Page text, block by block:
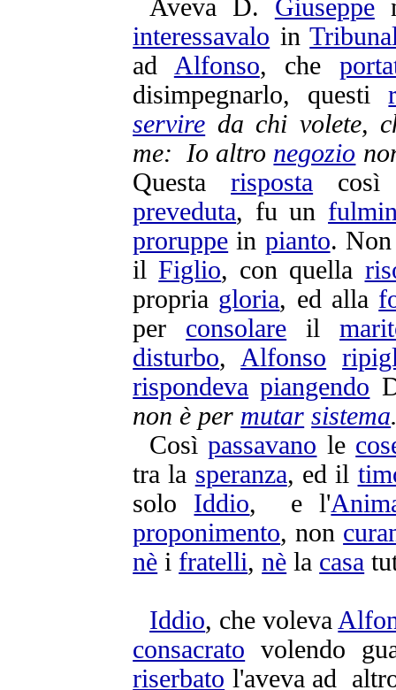
Aveva D. Giuseppe
interessavalo in
ad Alfonso, che
disimpegnarlo, questi
servire da chi volete,
me: Io altro negozio
Questarisposta
preveduta, fu un
proruppe in pianto.
ilFiglio, con quella
propria gloria, ed alla
per consolare il
disturbo, Alfonso
rispondeva piangendo
non è per mutar sistema
Cosìpassavano le
tra la speranza, ed il
solo Iddio, e l'
proponimento, non
nè i fratelli,nè la casa
Iddio, che voleva
consacrato volendo
riserbato l'aveva ad